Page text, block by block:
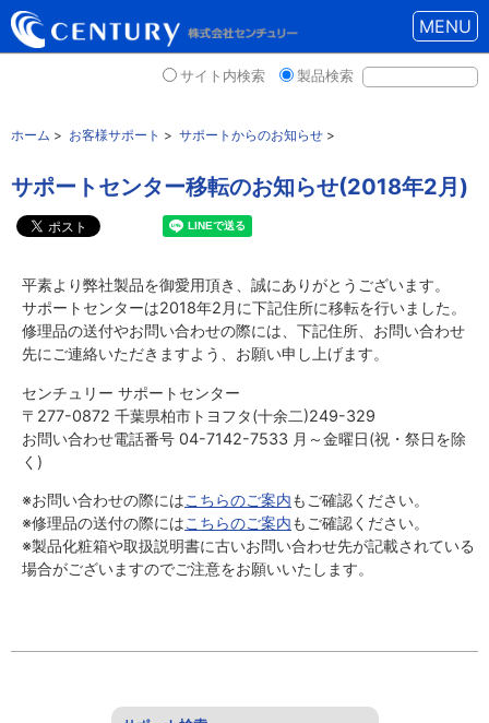
MENU
サイト内検索 製品検索
ホーム > お客様サポート > サポートからのお知らせ >
サポートセンター移転のお知らせ(2018年2月)
平素より弊社製品を御愛用頂き、誠にありがとうございます。
サポートセンターは2018年2月に下記住所に移転を行いました。
修理品の送付やお問い合わせの際には、下記住所、お問い合わせ
先にご連絡いただきますよう、お願い申し上げます。
センチュリー サポートセンター
〒277-0872 千葉県柏市トヨフタ(十余二)249-329
お問い合わせ電話番号 04-7142-7533 月～金曜日(祝・祭日を除
く)
※お問い合わせの際にはこちらのご案内もご確認ください。
※修理品の送付の際にはこちらのご案内もご確認ください。
※製品化粧箱や取扱説明書に古いお問い合わせ先が記載されている
場合がございますのでご注意をお願いいたします。